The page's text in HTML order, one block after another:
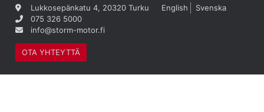
Lukkosepänkatu 4, 20320 Turku
075 326 5000
info@storm-motor.fi
OTA YHTEYTTÄ
English Svenska